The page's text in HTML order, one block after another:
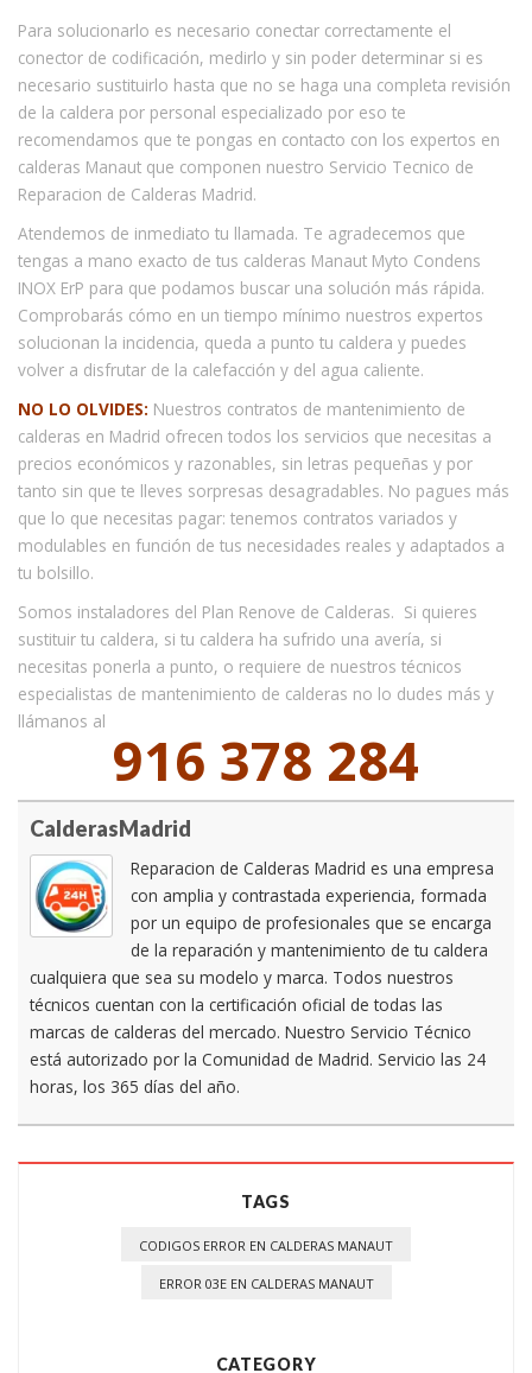
Para solucionarlo es necesario conectar correctamente el
conector de codificación, medirlo y sin poder determinar si es
necesario sustituirlo hasta que no se haga una completa revisión
de la caldera por personal especializado por eso te
recomendamos que te pongas en contacto con los expertos en
calderas Manaut que componen nuestro Servicio Tecnico de
Reparacion de Calderas Madrid.
Atendemos de inmediato tu llamada. Te agradecemos que
tengas a mano exacto de tus calderas Manaut Myto Condens
INOX ErP para que podamos buscar una solución más rápida.
Comprobarás cómo en un tiempo mínimo nuestros expertos
solucionan la incidencia, queda a punto tu caldera y puedes
volver a disfrutar de la calefacción y del agua caliente.
NO LO OLVIDES: Nuestros contratos de mantenimiento de
calderas en Madrid ofrecen todos los servicios que necesitas a
precios económicos y razonables, sin letras pequeñas y por
tanto sin que te lleves sorpresas desagradables. No pagues más
que lo que necesitas pagar: tenemos contratos variados y
modulables en función de tus necesidades reales y adaptados a
tu bolsillo.
Somos instaladores del Plan Renove de Calderas. Si quieres
sustituir tu caldera, si tu caldera ha sufrido una avería, si
necesitas ponerla a punto, o requiere de nuestros técnicos
especialistas de mantenimiento de calderas no lo dudes más y
llámanos al
916 378 284
CalderasMadrid
Reparacion de Calderas Madrid es una empresa
con amplia y contrastada experiencia, formada
por un equipo de profesionales que se encarga
de la reparación y mantenimiento de tu caldera
cualquiera que sea su modelo y marca. Todos nuestros
técnicos cuentan con la certificación oficial de todas las
marcas de calderas del mercado. Nuestro Servicio Técnico
está autorizado por la Comunidad de Madrid. Servicio las 24
horas, los 365 días del año.
TAGS
CODIGOS ERROR EN CALDERAS MANAUT
ERROR 03E EN CALDERAS MANAUT
CATEGORY